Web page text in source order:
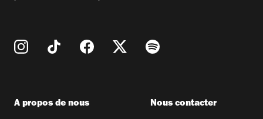
A propos de nous Nous contacter